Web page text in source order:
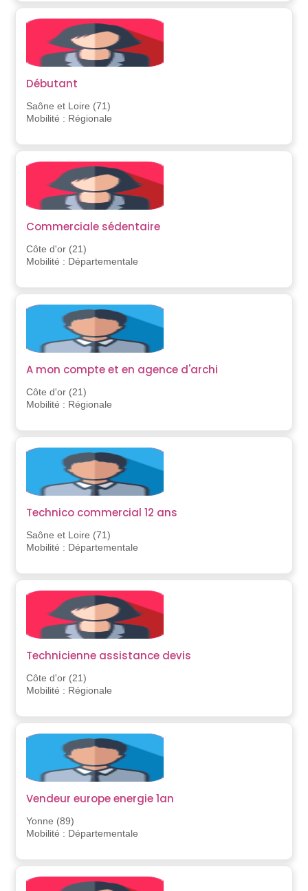
Débutant
Saône et Loire (71)
Mobilité : Régionale
Commerciale sédentaire
Côte d'or (21)
Mobilité : Départementale
A mon compte et en agence d'archi
Côte d'or (21)
Mobilité : Régionale
Technico commercial 12 ans
Saône et Loire (71)
Mobilité : Départementale
Technicienne assistance devis
Côte d'or (21)
Mobilité : Régionale
Vendeur europe energie 1an
Yonne (89)
Mobilité : Départementale